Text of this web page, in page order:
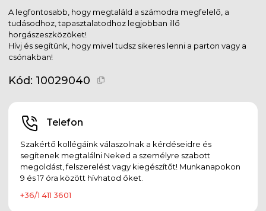
A legfontosabb, hogy megtaláld a számodra megfelelő, a
tudásodhoz, tapasztalatodhoz legjobban illő
horgászeszközöket!
Hívj és segítünk, hogy mivel tudsz sikeres lenni a parton vagy a
csónakban!
Kód: 10029040
Telefon
Szakértő kollégáink válaszolnak a kérdéseidre és
segítenek megtalálni Neked a személyre szabott
megoldást, felszerelést vagy kiegészítőt! Munkanapokon
9 és 17 óra között hívhatod őket.
+36/1 411 3601